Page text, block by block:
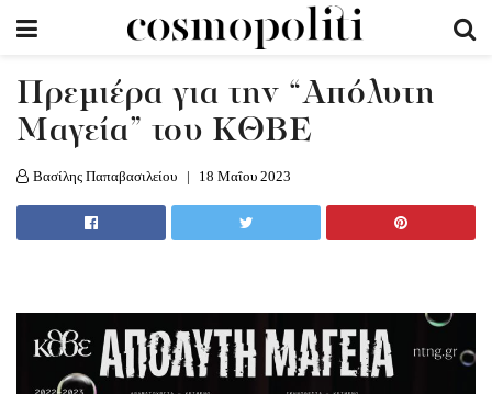
Πρεμιέρα για την “Απόλυτη
Μαγεία” του ΚΘΒΕ
Βασίλης Παπαβασιλείου 18 Μαΐου 2023